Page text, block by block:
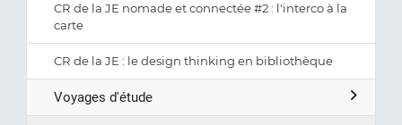
CR de la JE nomade et connectée #2 : l'interco à la
carte
CR de la JE : le design thinking en bibliothèque
Voyages d'étude